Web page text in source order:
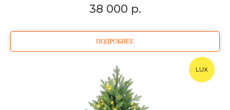
38 000 р.
ПОДРОБНЕЕ
LUX